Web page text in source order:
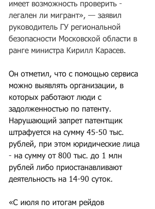
имеет возможность проверить -
легален ли мигрант», — заявил
руководитель ГУ региональной
безопасности Московской области в
ранге министра Кирилл Карасев.
Он отметил, что с помощью сервиса
можно выявлять организации, в
которых работают люди с
задолженностью по патенту.
Нарушающий запрет патентщик
штрафуется на сумму 45-50 тыс.
рублей, при этом юридические лица
- на сумму от 800 тыс. до 1 млн
рублей либо приостанавливают
деятельность на 14-90 суток.
«С июля по итогам рейдов